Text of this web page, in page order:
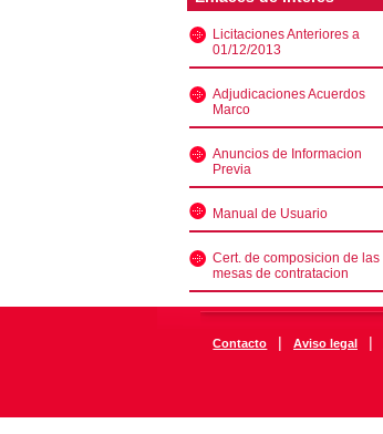
Licitaciones Anteriores a
01/12/2013
Adjudicaciones Acuerdos
Marco
Anuncios de Informacion
Previa
Manual de Usuario
Cert. de composicion de las
mesas de contratacion
Contacto | Aviso legal |